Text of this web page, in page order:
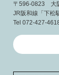
〒596-0823 大
JR阪和線「下松
Tel 072-427-